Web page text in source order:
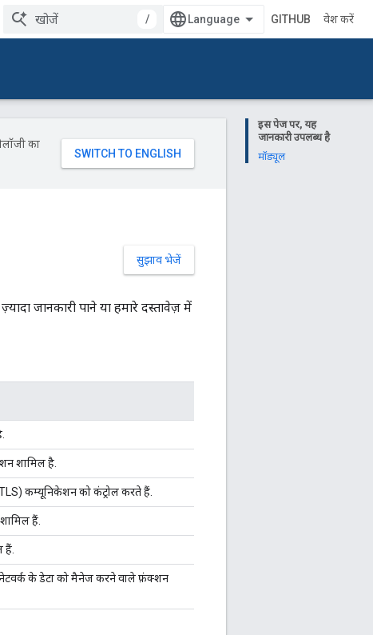
/ GITHUB प्रवेश करें
इस पेज पर, यह
जानकारी उपलब्ध है
मॉड्यूल
का
सुझाव भेजें
जानकारी पाने या हमारे दस्तावेज़ में
शामिल है.
कम्यूनिकेशन को कंट्रोल करते हैं.
हैं.
हैं.
के डेटा को मैनेज करने वाले फ़ंक्शन